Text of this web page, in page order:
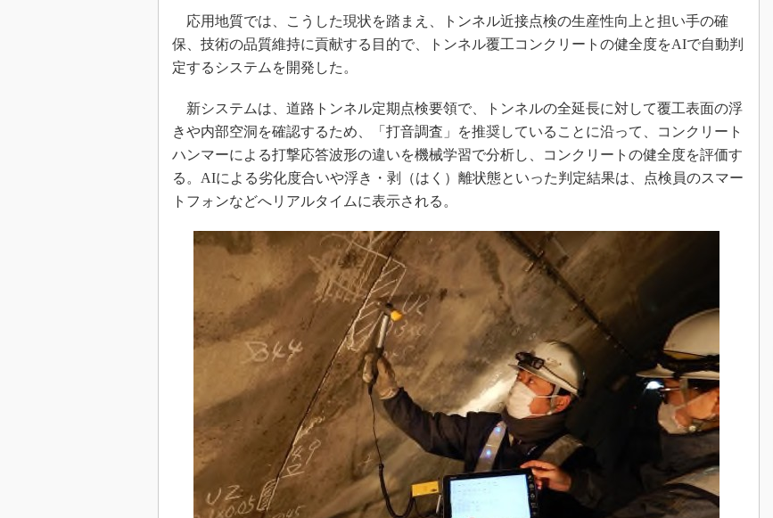
応用地質では、こうした現状を踏まえ、トンネル近接点検の生産性向上と担い手の確
保、技術の品質維持に貢献する目的で、トンネル覆工コンクリートの健全度をAIで自動判
定するシステムを開発した。
新システムは、道路トンネル定期点検要領で、トンネルの全延長に対して覆工表面の浮
きや内部空洞を確認するため、「打音調査」を推奨していることに沿って、コンクリート
ハンマーによる打撃応答波形の違いを機械学習で分析し、コンクリートの健全度を評価す
る。AIによる劣化度合いや浮き・剥（はく）離状態といった判定結果は、点検員のスマー
トフォンなどへリアルタイムに表示される。